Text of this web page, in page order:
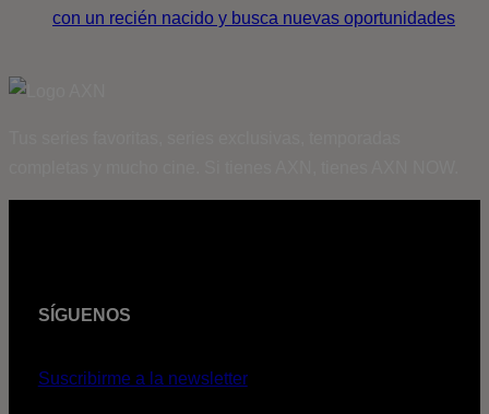
con un recién nacido y busca nuevas oportunidades
SÍGUENOS
Suscribirme a la newsletter